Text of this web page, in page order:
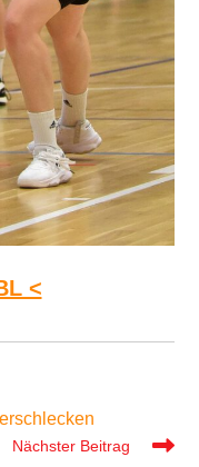
<
Nächster Beitrag